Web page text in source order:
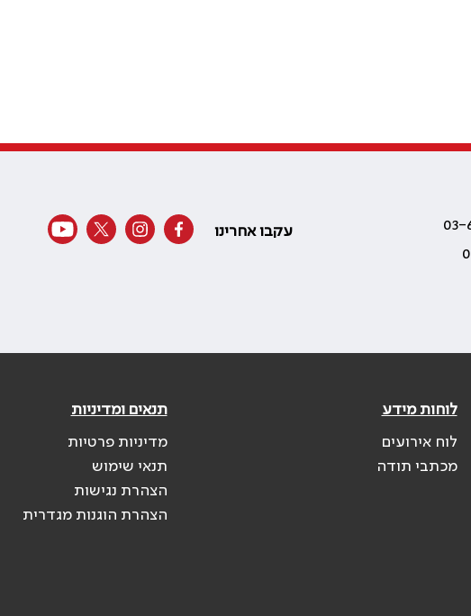
עקבו אחרינו
לוחות מידע
לוח אירועים
מכתבי תודה
תנאים ומדיניות
מדיניות פרטיות
תנאי שימוש
הצהרת נגישות
הצהרת הוגנות מגדרית